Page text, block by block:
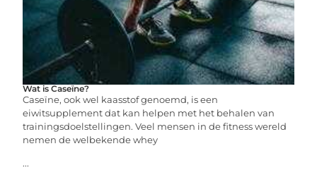
Wat is Caseïne?
Caseïne, ook wel kaasstof genoemd, is een
eiwitsupplement dat kan helpen met het behalen van
trainingsdoelstellingen. Veel mensen in de fitness wereld
nemen de welbekende whey
...